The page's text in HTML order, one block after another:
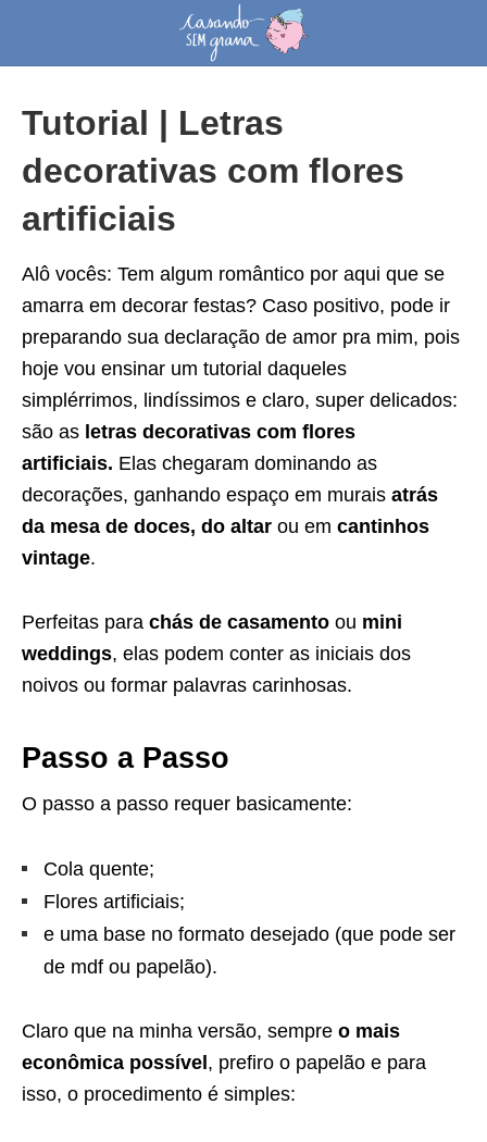
Tutorial | Letras
decorativas com flores
artificiais
Alô vocês: Tem algum romântico por aqui que se
amarra em decorar festas? Caso positivo, pode ir
preparando sua declaração de amor pra mim, pois
hoje vou ensinar um tutorial daqueles
simplérrimos, lindíssimos e claro, super delicados:
são as letras decorativas com flores
artificiais. Elas chegaram dominando as
decorações, ganhando espaço em murais atrás
da mesa de doces, do altar ou em cantinhos
vintage.
Perfeitas para chás de casamento ou mini
weddings, elas podem conter as iniciais dos
noivos ou formar palavras carinhosas.
Passo a Passo
O passo a passo requer basicamente:
Cola quente;
Flores artificiais;
e uma base no formato desejado (que pode ser
de mdf ou papelão).
Claro que na minha versão, sempre o mais
econômica possível , prefiro o papelão e para
isso, o procedimento é simples: